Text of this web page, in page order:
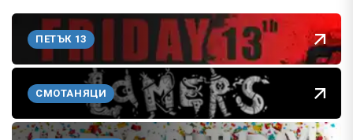
ПЕТЪК 13
СМОТАНЯЦИ